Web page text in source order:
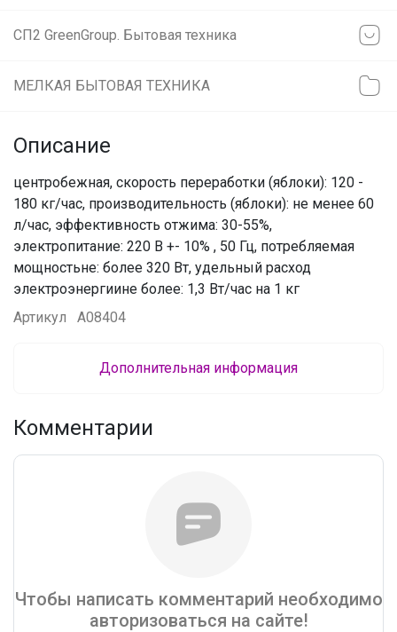
СП2 GreenGroup. Бытовая техника
МЕЛКАЯ БЫТОВАЯ ТЕХНИКА
Описание
центробежная, скорость переработки (яблоки): 120 -
180 кг/час, производительность (яблоки): не менее 60
л/час, эффективность отжима: 30-55%,
электропитание: 220 В +- 10% , 50 Гц, потребляемая
мощностьне: более 320 Вт, удельный расход
электроэнергиине более: 1,3 Вт/час на 1 кг
Артикул
А08404
Дополнительная информация
Комментарии
Чтобы написать комментарий необходимо
авторизоваться на сайте!